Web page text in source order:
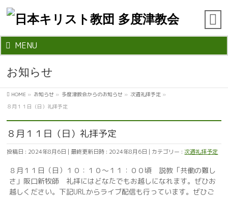
MENU
お知らせ
HOME » お知らせ » 多度津教会からのお知らせ » 次週礼拝予定 »
８月１１日（日）礼拝予定
８月１１日（日）礼拝予定
投稿日 : 2024年8月6日 最終更新日時 : 2024年8月6日 カテゴリー :次週礼拝予定
８月１１日（日）１０：１０～１１：００頃 説教「共働の難し
さ」阪口新牧師 礼拝にはどなたでもお越しになれます。ぜひお
越しください。下記URLからライブ配信も行っています。ぜひご